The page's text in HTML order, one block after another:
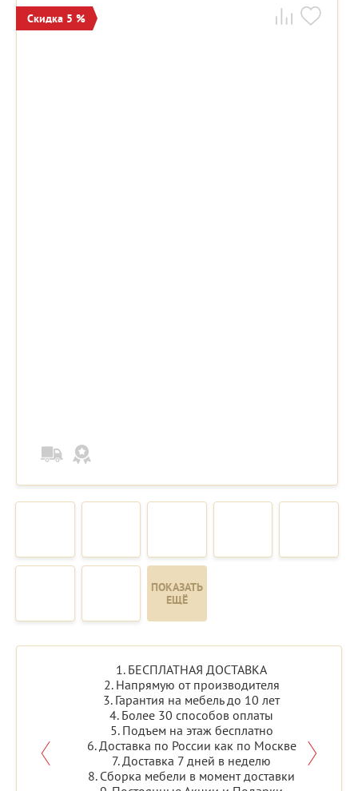
Скидка 5 %
ПОКАЗАТЬ
ЕЩЁ
1. БЕСПЛАТНАЯ ДОСТАВКА
2. Напрямую от производителя
3. Гарантия на мебель до 10 лет
4. Более 30 способов оплаты
5. Подъем на этаж бесплатно
6. Доставка по России как по Москве
7. Доставка 7 дней в неделю
8. Сборка мебели в момент доставки